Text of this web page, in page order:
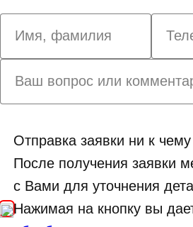
Отправка заявки ни к
После получения заявки
с Вами для уточнения
Нажимая на кнопку вы